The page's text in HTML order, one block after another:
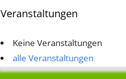
Veranstaltungen
Keine Veranstaltungen
alle Veranstaltungen